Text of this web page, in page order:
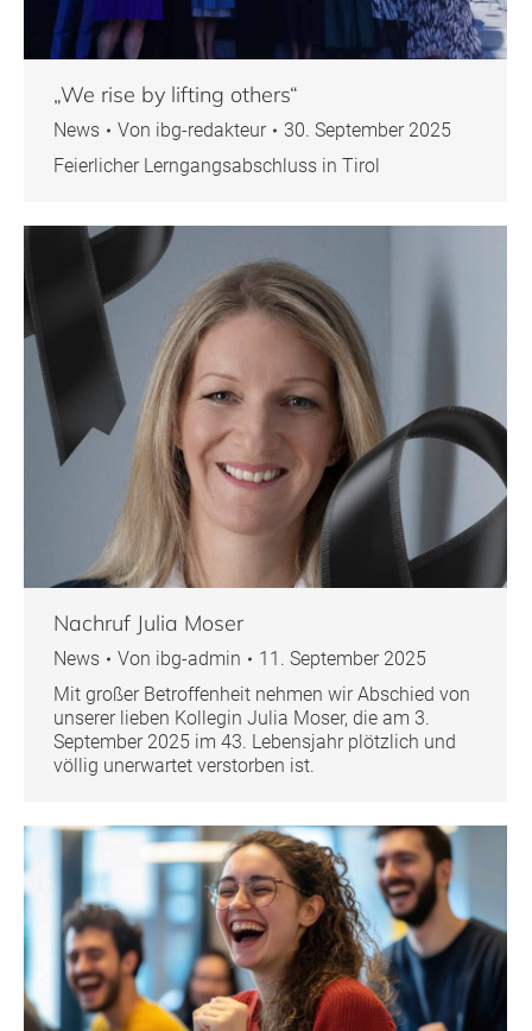
„We rise by lifting others“
News Von ibg-redakteur
30. September 2025
Feierlicher Lerngangsabschluss in Tirol
Nachruf Julia Moser
News Von ibg-admin
11. September 2025
Mit großer Betroffenheit nehmen wir Abschied von
unserer lieben Kollegin Julia Moser, die am 3.
September 2025 im 43. Lebensjahr plötzlich und
völlig unerwartet verstorben ist.